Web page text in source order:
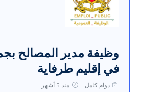
وظيفة مدير المصالح
في إقليم طرفاية
دوام كامل منذ 5 أشهر